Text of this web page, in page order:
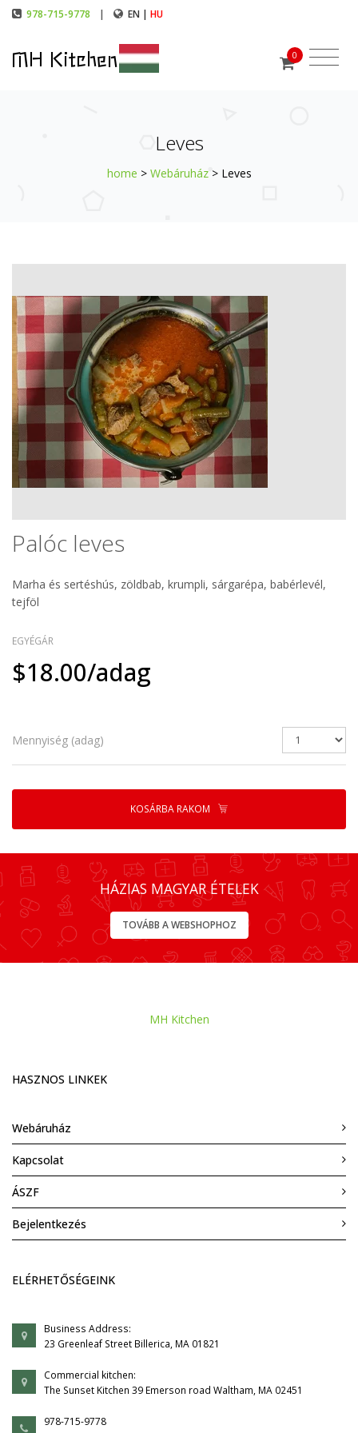
978-715-9778 | EN | HU
MH Kitchen 0
Leves
home > Webáruház> Leves
Palóc leves
Marha és sertéshús, zöldbab, krumpli, sárgarépa, babérlevél,
tejföl
EGYÉGÁR
$18.00/adag
Mennyiség (adag)
KOSÁRBA RAKOM
HÁZIAS MAGYAR ÉTELEK
TOVÁBB A WEBSHOPHOZ
MH Kitchen
HASZNOS LINKEK
Webáruház
Kapcsolat
ÁSZF
Bejelentkezés
ELÉRHETŐSÉGEINK
Business Address:
23 Greenleaf Street Billerica, MA 01821
Commercial kitchen:
The Sunset Kitchen 39 Emerson road Waltham, MA 02451
978-715-9778